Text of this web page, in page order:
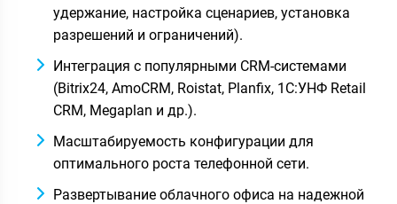
удержание, настройка сценариев, установка
разрешений и ограничений).
Интеграция с популярными CRM-системами
(Bitrix24, AmoCRM, Roistat, Planfix, 1C:УНФ Retail
CRM, Megaplan и др.).
Масштабируемость конфигурации для
оптимального роста телефонной сети.
Развертывание облачного офиса на надежной